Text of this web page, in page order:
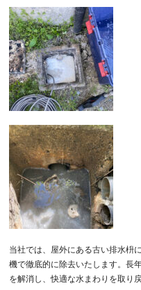
当社では、屋外にある古い排水枡
機で徹底的に除去いたします。長
を解消し、快適な水まわりを取り戻